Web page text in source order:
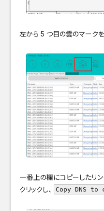
左から 5 つ目の雲のマークを
一番上の欄にコピーしたリ
クリックし、
Copy DNS to